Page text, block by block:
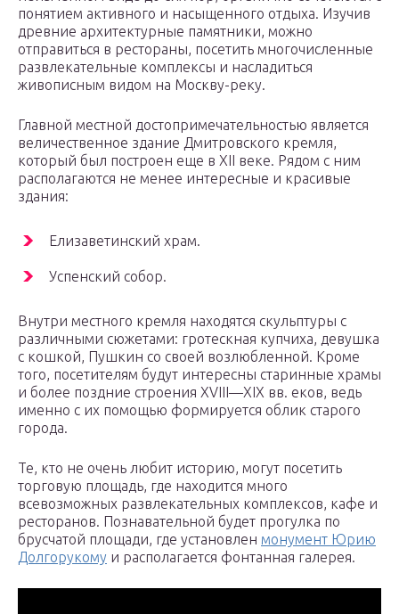
понятием активного и насыщенного отдыха. Изучив
древние архитектурные памятники, можно
отправиться в рестораны, посетить многочисленные
развлекательные комплексы и насладиться
живописным видом на Москву-реку.
Главной местной достопримечательностью является
величественное здание Дмитровского кремля,
который был построен еще в XII веке. Рядом с ним
располагаются не менее интересные и красивые
здания:
Елизаветинский храм.
Успенский собор.
Внутри местного кремля находятся скульптуры с
различными сюжетами: гротескная купчиха, девушка
с кошкой, Пушкин со своей возлюбленной. Кроме
того, посетителям будут интересны старинные храмы
и более поздние строения XVIII—XIX вв. еков, ведь
именно с их помощью формируется облик старого
города.
Те, кто не очень любит историю, могут посетить
торговую площадь, где находится много
всевозможных развлекательных комплексов, кафе и
ресторанов. Познавательной будет прогулка по
брусчатой площади, где установлен монумент Юрию
Долгорукому и располагается фонтанная галерея.